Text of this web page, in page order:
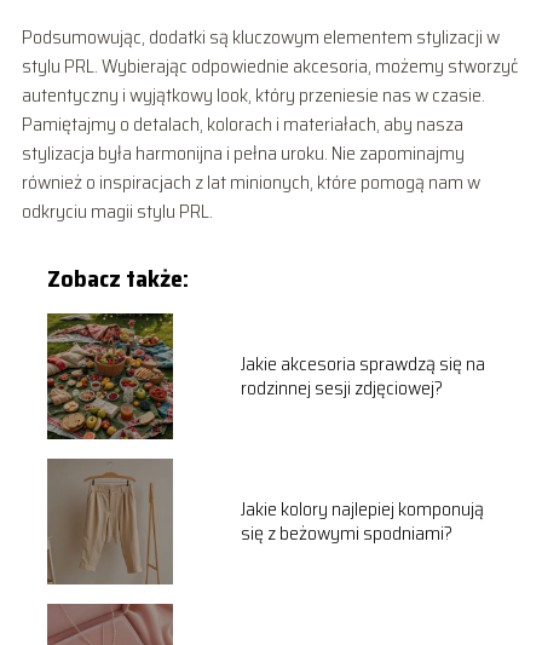
Podsumowując, dodatki są kluczowym elementem stylizacji w
stylu PRL. Wybierając odpowiednie akcesoria, możemy stworzyć
autentyczny i wyjątkowy look, który przeniesie nas w czasie.
Pamiętajmy o detalach, kolorach i materiałach, aby nasza
stylizacja była harmonijna i pełna uroku. Nie zapominajmy
również o inspiracjach z lat minionych, które pomogą nam w
odkryciu magii stylu PRL.
Zobacz także:
Jakie akcesoria sprawdzą się na
rodzinnej sesji zdjęciowej?
Jakie kolory najlepiej komponują
się z beżowymi spodniami?